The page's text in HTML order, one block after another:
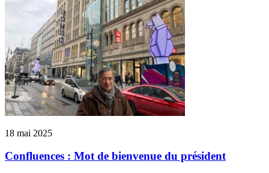
18 mai 2025
Confluences : Mot de bienvenue du président